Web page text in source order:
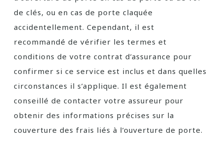
de clés, ou en cas de porte claquée
accidentellement. Cependant, il est
recommandé de vérifier les termes et
conditions de votre contrat d’assurance pour
confirmer si ce service est inclus et dans quelles
circonstances il s’applique. Il est également
conseillé de contacter votre assureur pour
obtenir des informations précises sur la
couverture des frais liés à l’ouverture de porte.